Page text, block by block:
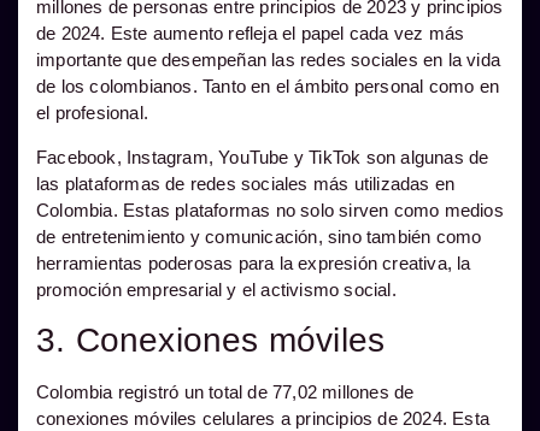
millones de personas entre principios de 2023 y principios
de 2024. Este aumento refleja el papel cada vez más
importante que desempeñan las redes sociales en la vida
de los colombianos. Tanto en el ámbito personal como en
el profesional.
Facebook, Instagram, YouTube y TikTok son algunas de
las plataformas de redes sociales más utilizadas en
Colombia. Estas plataformas no solo sirven como medios
de entretenimiento y comunicación, sino también como
herramientas poderosas para la expresión creativa, la
promoción empresarial y el activismo social.
3. Conexiones móviles
Colombia registró un total de 77,02 millones de
conexiones móviles celulares a principios de 2024. Esta